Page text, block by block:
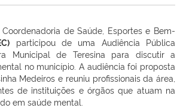
de Saúde, Esportes e Bem-
participou de uma Audiência Pública
Municipal de Teresina para discutir a
no município. A audiência foi proposta
Medeiros e reuniu profissionais da área,
de instituições e órgãos que atuam na
em saúde mental.